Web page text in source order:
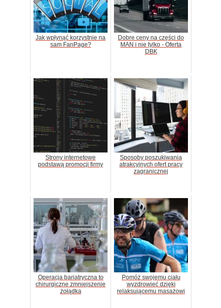
Jak wpłynąć korzystnie na
sam FanPage?
Dobre ceny na części do
MAN i nie tylko - Oferta
DBK
Strony internetowe
podstawą promocji firmy
Sposoby poszukiwania
atrakcyjnych ofert pracy
zagranicznej
Operacja bariatryczna to
chirurgiczne zmniejszenie
żołądka
Pomóż swojemu ciału
wyzdrowieć dzięki
relaksującemu masażowi